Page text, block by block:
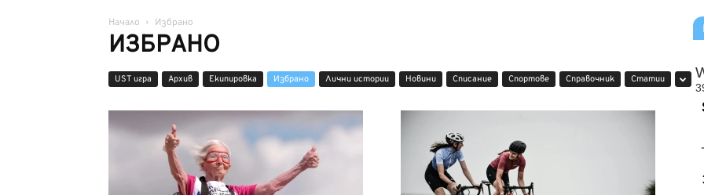
Начало Избрано
ИЗБРАНО
UST игра Архив Екипировка Избрано Лични истории Новини Списание Спортове Справочник Статии